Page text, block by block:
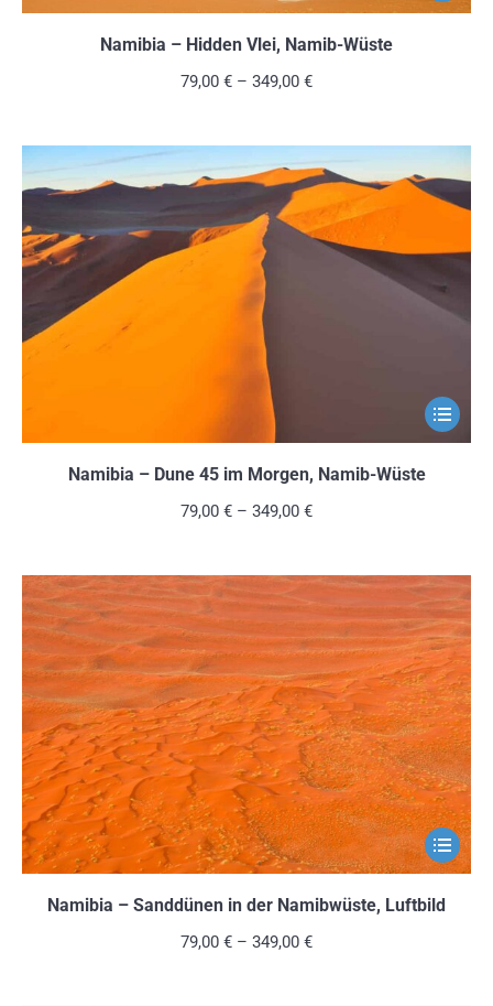
Produkt
Optionen
auf
der
Namibia – Hidden Vlei, Namib-Wüste
79,00 € – 349,00 €
Dieses
Produkt
weist
Die
Optionen
können
auf
der
gewählt
werden
Namibia – Dune 45 im Morgen, Namib-Wüste
79,00 € – 349,00 €
Dieses
Produkt
weist
Namibia – Sanddünen in der Namibwüste, Luftbild
79,00 € – 349,00 €